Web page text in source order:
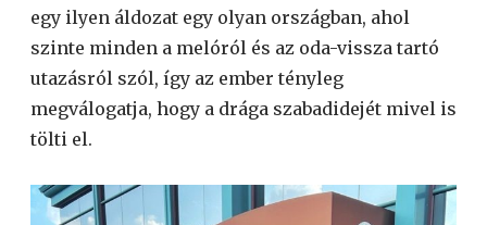
egy ilyen áldozat egy olyan országban, ahol
szinte minden a melóról és az oda-vissza tartó
utazásról szól, így az ember tényleg
megválogatja, hogy a drága szabadidejét mivel is
tölti el.